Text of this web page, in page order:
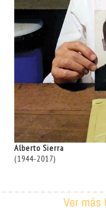
Alberto Sierra
(1944-2017)
Ver más